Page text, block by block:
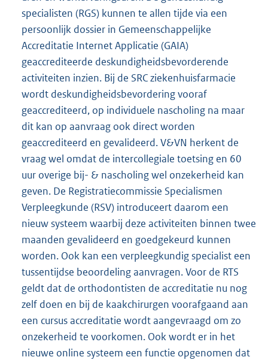
specialisten (RGS) kunnen te allen tijde via een
persoonlijk dossier in Gemeenschappelijke
Accreditatie Internet Applicatie (GAIA)
geaccrediteerde deskundigheidsbevorderende
activiteiten inzien. Bij de SRC ziekenhuisfarmacie
wordt deskundigheidsbevordering vooraf
geaccrediteerd, op individuele nascholing na maar
dit kan op aanvraag ook direct worden
geaccrediteerd en gevalideerd. V&VN herkent de
vraag wel omdat de intercollegiale toetsing en 60
uur overige bij- & nascholing wel onzekerheid kan
geven. De Registratiecommissie Specialismen
Verpleegkunde (RSV) introduceert daarom een
nieuw systeem waarbij deze activiteiten binnen twee
maanden gevalideerd en goedgekeurd kunnen
worden. Ook kan een verpleegkundig specialist een
tussentijdse beoordeling aanvragen. Voor de RTS
geldt dat de orthodontisten de accreditatie nu nog
zelf doen en bij de kaakchirurgen voorafgaand aan
een cursus accreditatie wordt aangevraagd om zo
onzekerheid te voorkomen. Ook wordt er in het
nieuwe online systeem een functie opgenomen dat